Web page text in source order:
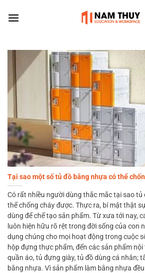
Tại sao một số tủ đồ bằng nhựa có thể
Có rất nhiều người dùng thắc mắc tại sao tủ
thể chống cháy được. Thực ra, bí mật thật
dùng để chế tạo sản phẩm. Từ xưa tới nay,
luôn hiện hữu rõ rệt trong đời sống của con
dụng chúng cho mọi hoạt động trong cuộc
hộp đựng thực phẩm, đến các sản phẩm
quần áo, tủ đựng giày, tủ đồ dùng cá nhân;
bằng nhựa. Vì sản phẩm làm bằng nhựa